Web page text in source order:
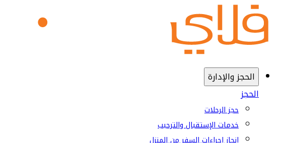
الحجز والإدارة
الحجز
حجز الرحلات
خدمات الإستقبال والترحيب
إنجاز إجراءات السفر من المنزل